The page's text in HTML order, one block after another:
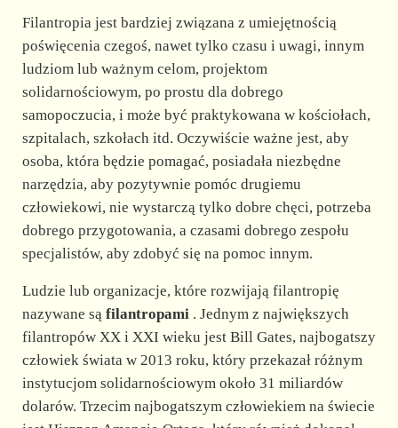
Filantropia jest bardziej związana z umiejętnością
poświęcenia czegoś, nawet tylko czasu i uwagi, innym
ludziom lub ważnym celom, projektom
solidarnościowym, po prostu dla dobrego
samopoczucia, i może być praktykowana w kościołach,
szpitalach, szkołach itd. Oczywiście ważne jest, aby
osoba, która będzie pomagać, posiadała niezbędne
narzędzia, aby pozytywnie pomóc drugiemu
człowiekowi, nie wystarczą tylko dobre chęci, potrzeba
dobrego przygotowania, a czasami dobrego zespołu
specjalistów, aby zdobyć się na pomoc innym.
Ludzie lub organizacje, które rozwijają filantropię
nazywane są filantropami. Jednym z największych
filantropów XX i XXI wieku jest Bill Gates, najbogatszy
człowiek świata w 2013 roku, który przekazał różnym
instytucjom solidarnościowym około 31 miliardów
dolarów. Trzecim najbogatszym człowiekiem na świecie